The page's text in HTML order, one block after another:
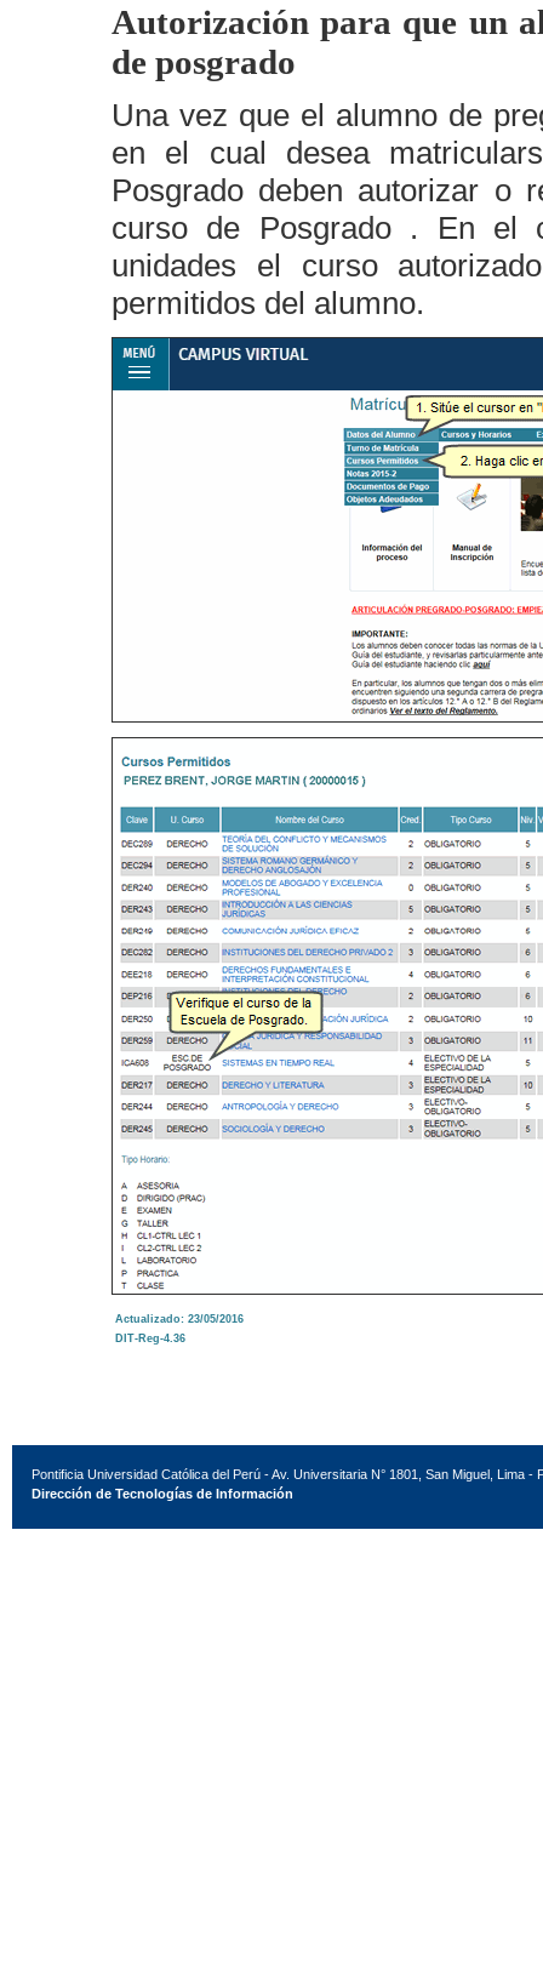
Autorización para que un
de posgrado
Una vez que el alumno de
en el cual desea
Posgrado deben autorizar o
curso de Posgrado . En el
unidades el curso
permitidos del alumno.
Actualizado: 23/05/2016
DIT-Reg-4.36
Pontificia Universidad Católica del Perú - Av. Universitaria N° 1801, San Miguel, Lima -
Dirección de Tecnologías de Información